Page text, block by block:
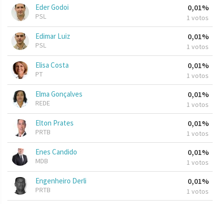
Eder Godoi
PSL
0,01%
1 votos
Edimar Luiz
PSL
0,01%
1 votos
Elisa Costa
PT
0,01%
1 votos
Elma Gonçalves
REDE
0,01%
1 votos
Elton Prates
PRTB
0,01%
1 votos
Enes Candido
MDB
0,01%
1 votos
Engenheiro Derli
PRTB
0,01%
1 votos